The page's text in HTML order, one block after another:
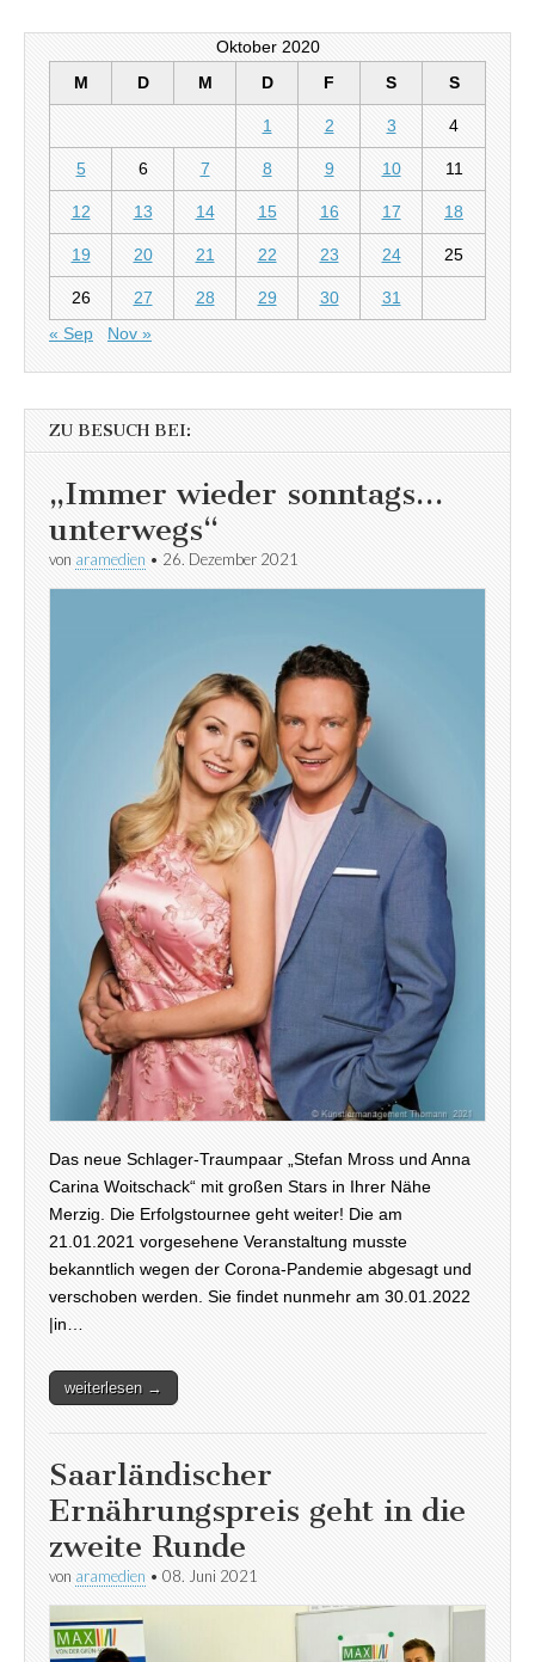
Oktober 2020
M
D M D F S S
1 2 3 4
5 6 7 8 9 10 11
12 13 14 15 16 17 18
19 20 21 22 23 24 25
26 27 28 29 30
31
« Sep
Nov »
ZU BESUCH BEI:
„Immer wieder sonntags…
unterwegs“
von aramedien • 26. Dezember 2021
Das neue Schlager-Traumpaar „Stefan Mross und Anna
Carina Woitschack“ mit großen Stars in Ihrer Nähe
Merzig. Die Erfolgstournee geht weiter! Die am
21.01.2021 vorgesehene Veranstaltung musste
bekanntlich wegen der Corona-Pandemie abgesagt und
verschoben werden. Sie findet nunmehr am 30.01.2022
|in…
weiterlesen →
Saarländischer
Ernährungspreis geht in die
zweite Runde
von aramedien • 08. Juni 2021